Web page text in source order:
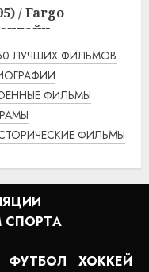
/ Fargo
ЛУЧШИХ ФИЛЬМОВ
ФИЛЬМЫ
ФИЛЬМЫ
совести
Ridge
ФУТБОЛ
ХОККЕЙ